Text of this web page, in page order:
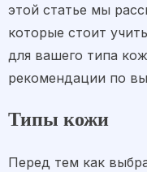
этой статье мы
которые стоит
для вашего типа
рекомендации по
Типы кожи
Перед тем как